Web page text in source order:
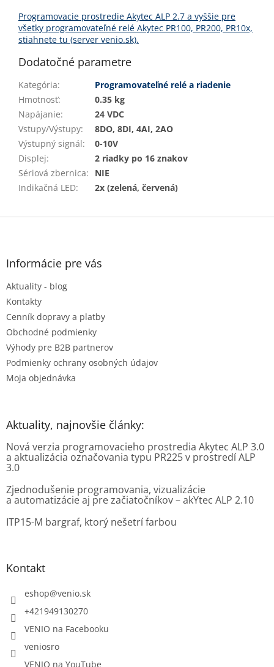
Programovacie prostredie Akytec ALP 2.7 a vyššie pre
všetky programovateľné relé Akytec PR100, PR200, PR10x,
stiahnete tu (server venio.sk).
Dodatočné parametre
Kategória:
Programovateľné relé a riadenie
Hmotnosť:
0.35 kg
Napájanie:
24 VDC
Vstupy/Výstupy:
8DO, 8DI, 4AI, 2AO
Výstupný signál:
0-10V
Displej:
2 riadky po 16 znakov
Sériová zbernica:
NIE
Indikačná LED: 2x (zelená, červená)
Z
Informácie pre vás
Aktuality - blog
Kontakty
Cenník dopravy a platby
Obchodné podmienky
Výhody pre B2B partnerov
Podmienky ochrany osobných údajov
Moja objednávka
Aktuality, najnovšie články:
Nová verzia programovacieho prostredia Akytec ALP 3.0
a aktualizácia označovania typu PR225 v prostredí ALP
3.0
Zjednodušenie programovania, vizualizácie
a automatizácie aj pre začiatočníkov – akYtec ALP 2.10
ITP15-M bargraf, ktorý nešetrí farbou
Kontakt
eshop@venio.sk
+421949130270
VENIO na Facebooku
veniosro
VENIO na YouTube